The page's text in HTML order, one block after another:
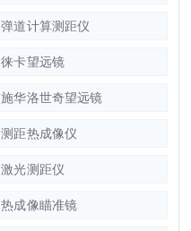
弹道计算测距仪
徕卡望远镜
施华洛世奇望远镜
测距热成像仪
激光测距仪
热成像瞄准镜